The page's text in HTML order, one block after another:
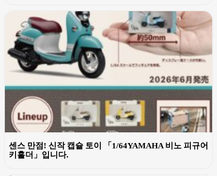
센스 만점! 신작 캡슐 토이 「1/64YAMAHA 비노 피규어
키홀더」입니다.